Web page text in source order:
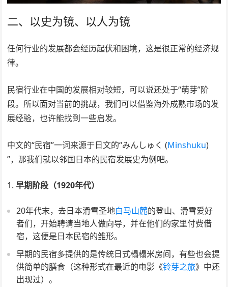
二、以史为镜、以人为镜
任何行业的发展都会经历起伏和困境，这是很正常的经济规
律。
民宿行业在中国的发展相对较短，可以说还处于“萌芽”阶
段。所以面对当前的挑战，我们可以借鉴海外成熟市场的发
展经验，也许能找到一些启发。
中文的“民宿”一词来源于日文的“みんしゅく (Minshuku)
”，那我们就以邻国日本的民宿发展史为例吧。
早期阶段（1920年代）
20年代末，去日本滑雪圣地白马山麓的登山、滑雪爱好
者们，开始聘请当地人做向导，并在他们的家里付费借
宿，这便是日本民宿的雏形。
早期的民宿多提供的是传统日式榻榻米房间，有些也会提
供简单的膳食（这种形式在最近的电影《铃芽之旅》中还
出现过）。